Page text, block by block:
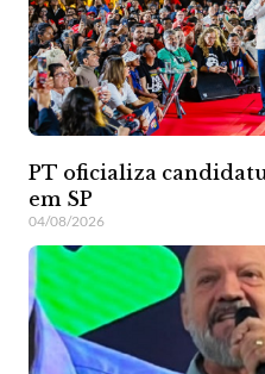
PT oficializa
em SP
04/08/2026